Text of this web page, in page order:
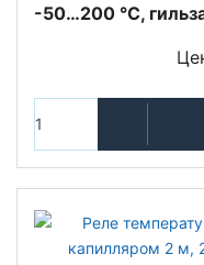
-50…200 °C,